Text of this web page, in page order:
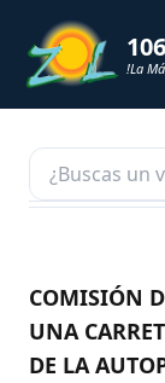
!La
NOTICIAS
SHORTS
COMISIÓN
UNA
DE LA